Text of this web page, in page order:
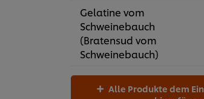
Gelatine vom
Schweinebauch
(Bratensud vom
Schweinebauch)